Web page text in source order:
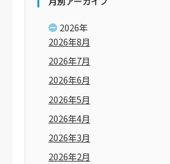
2026年
2026年8月
2026年7月
2026年6月
2026年5月
2026年4月
2026年3月
2026年2月